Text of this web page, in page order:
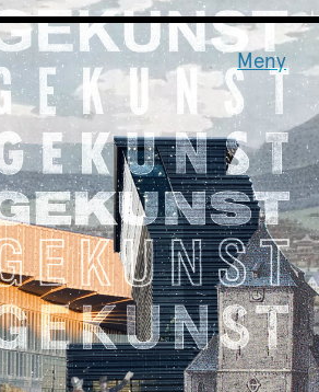
Meny